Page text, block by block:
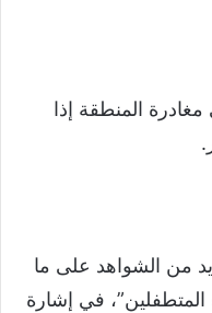
المنطقة إذا
من الشواهد على ما
المتطفلين”، في إشارة